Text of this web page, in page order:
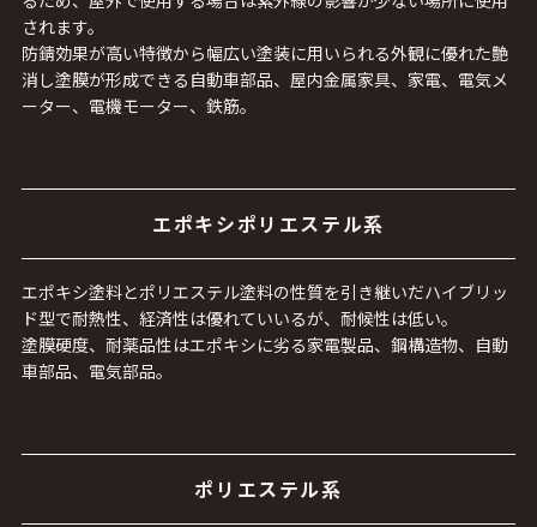
されます。
防錆効果が高い特徴から幅広い塗装に用いられる外観に優れた艶
消し塗膜が形成できる自動車部品、屋内金属家具、家電、電気メ
ーター、電機モーター、鉄筋。
エポキシポリエステル系
エポキシ塗料とポリエステル塗料の性質を引き継いだハイブリッ
ド型で耐熱性、経済性は優れていいるが、耐候性は低い。
塗膜硬度、耐薬品性はエポキシに劣る家電製品、鋼構造物、自動
車部品、電気部品。
ポリエステル系